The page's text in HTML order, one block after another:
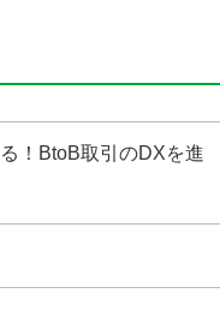
！BtoB取引のDXを進